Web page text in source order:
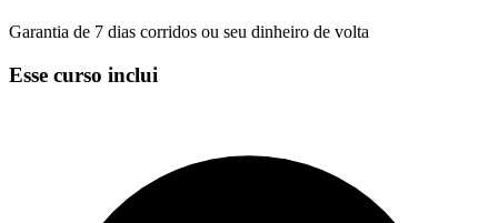
Garantia de 7 dias corridos ou seu dinheiro de volta
Esse curso inclui